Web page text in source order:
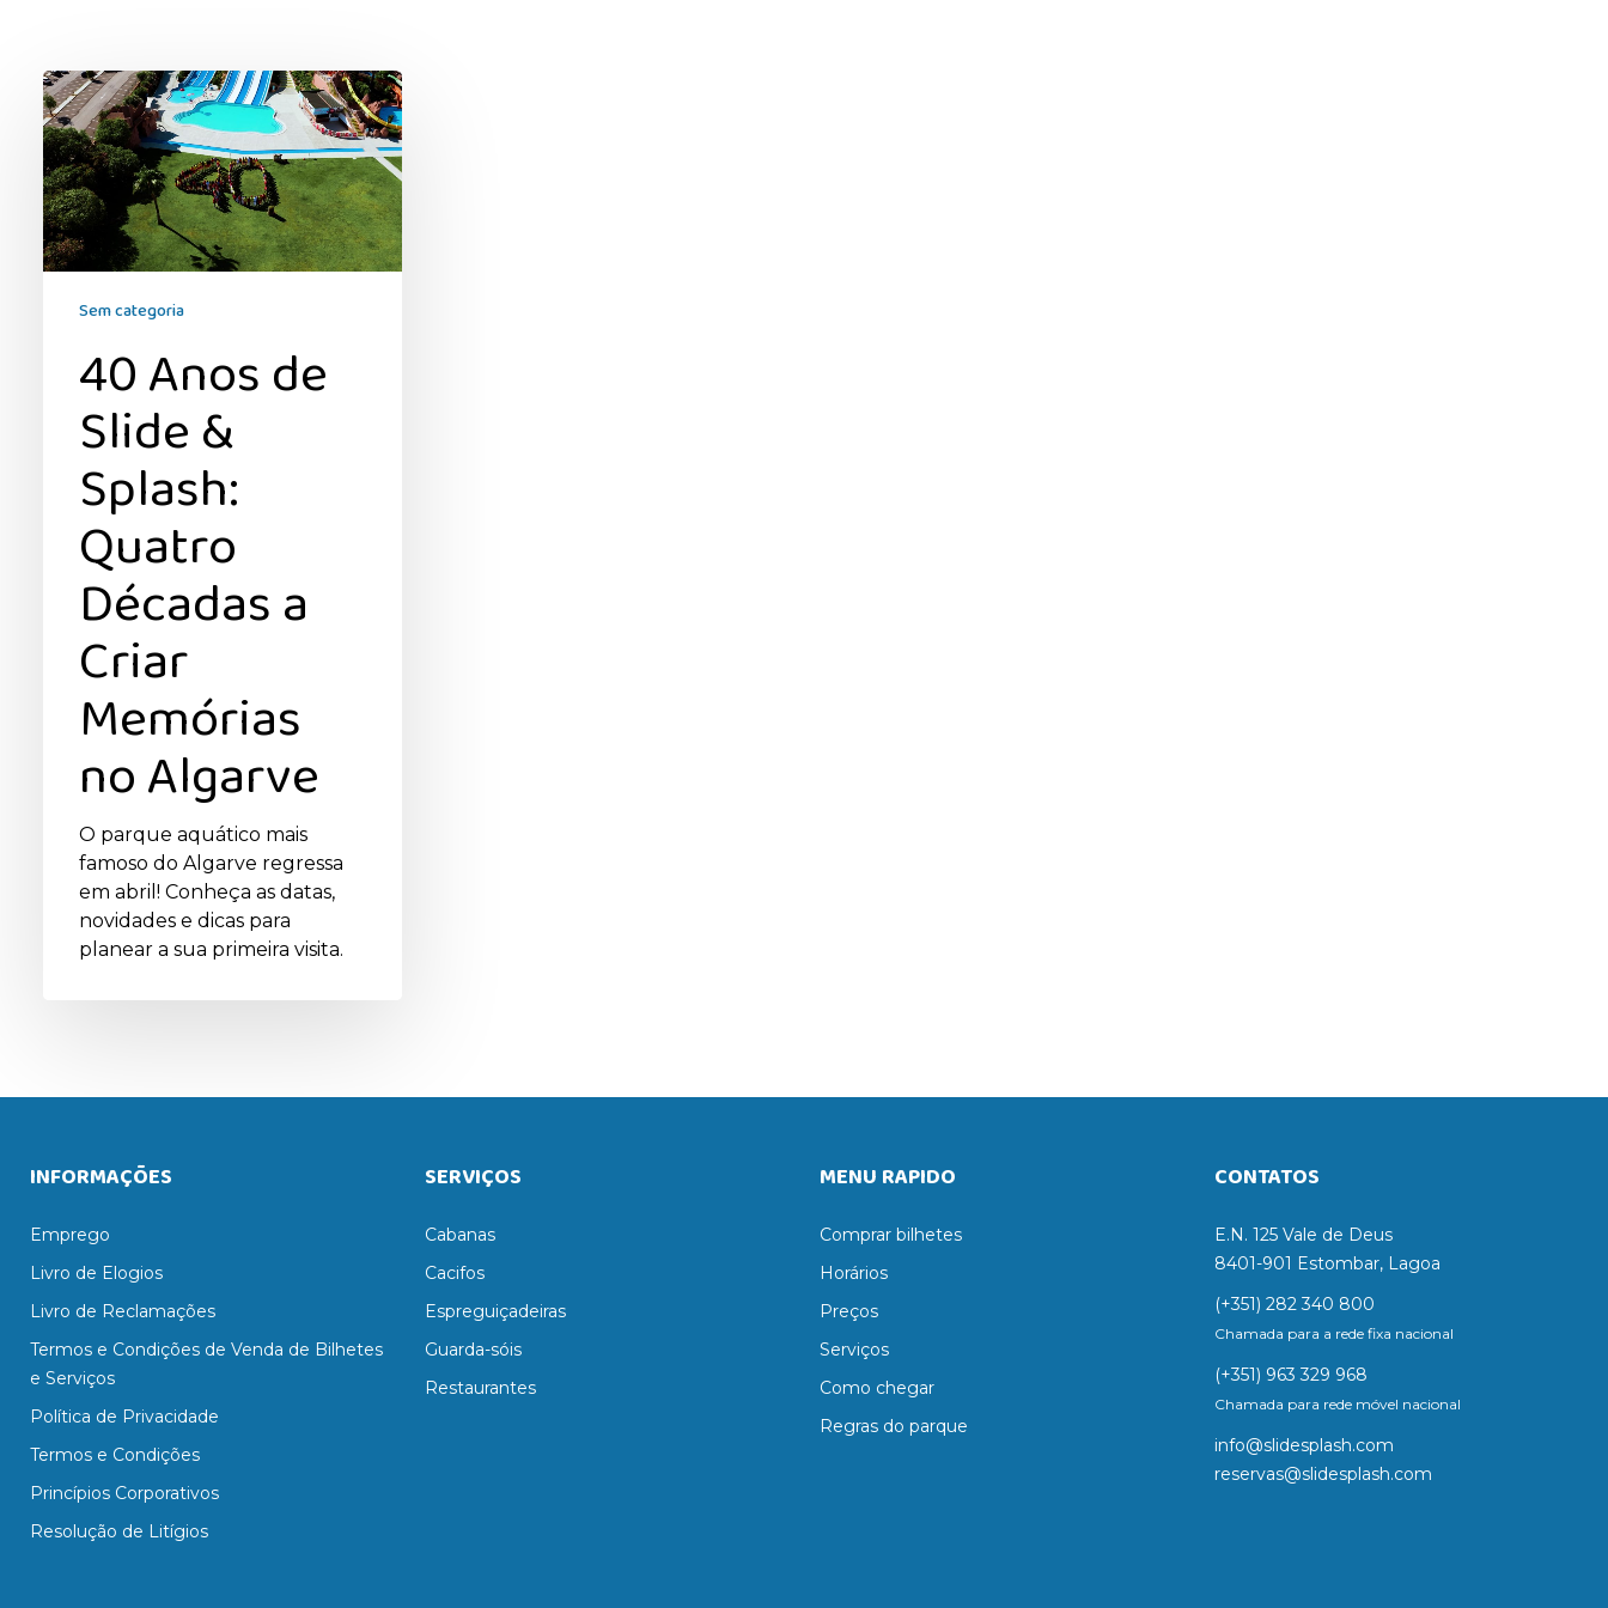
40
Anos
de
Slide
&
Splash:
Quatro
Memórias
Algarve
Sem categoria
40 Anos de
Slide &
Splash:
Quatro
Décadas a
Criar
Memórias
no Algarve
O parque aquático mais
famoso do Algarve regressa
em abril! Conheça as datas,
novidades e dicas para
planear a sua primeira visita.
INFORMAÇÕES
Emprego
Livro de Elogios
Livro de Reclamações
Termos e Condições de Venda de Bilhetes
e Serviços
Política de Privacidade
Termos e Condições
Princípios Corporativos
Resolução de Litígios
SERVIÇOS
Cabanas
Cacifos
Espreguiçadeiras
Guarda-sóis
Restaurantes
MENU RAPIDO
Comprar bilhetes
Horários
Preços
Serviços
Como chegar
Regras do parque
CONTATOS
E.N. 125 Vale de Deus
8401-901 Estombar, Lagoa
(+351) 282 340 800
Chamada para a rede fixa nacional
(+351) 963 329 968
Chamada para rede móvel nacional
info@slidesplash.com
reservas@slidesplash.com